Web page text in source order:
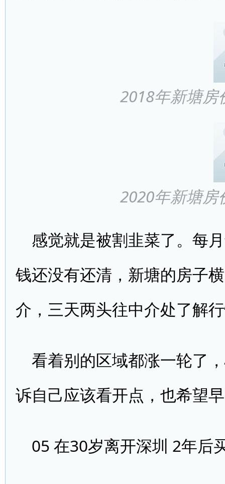
2018年新塘
2020年新塘
感觉就是被割韭菜了。每
钱还没有还清，新塘的房子
介，三天两头往中介处了解
看着别的区域都涨一轮了
诉自己应该看开点，也希望
05 在30岁离开深圳 2年后